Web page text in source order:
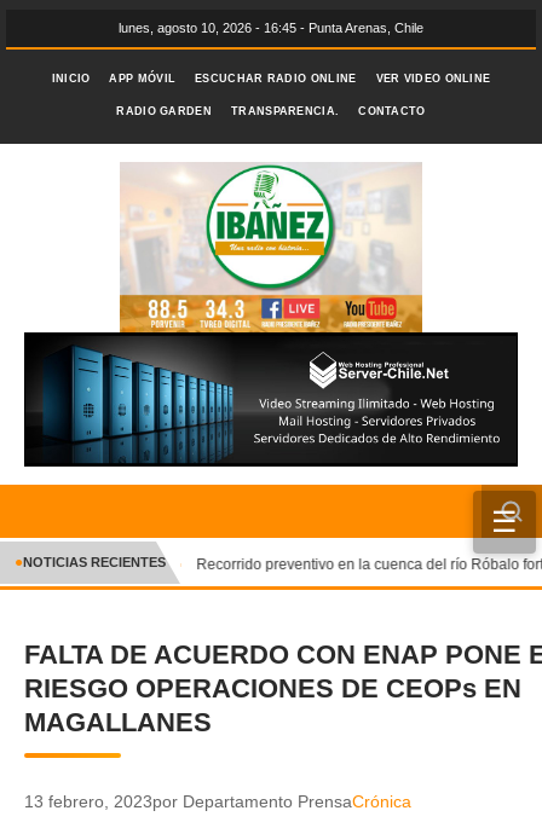
lunes, agosto 10, 2026 - 16:45 - Punta Arenas, Chile
INICIO APP MÓVIL ESCUCHAR RADIO ONLINE VER VIDEO ONLINE
RADIO GARDEN TRANSPARENCIA. CONTACTO
☰
INICIO
CRÓNICA
DEPORTES
ENTRETENIMIENTO Y CULTURA
✕
●NOTICIAS RECIENTES Recorrido preventivo en la cuenca del río Róbalo
FALTA DE ACUERDO CON ENAP PONE
RIESGO OPERACIONES DE CEOPs EN
MAGALLANES
13 febrero, 2023por Departamento PrensaCrónica